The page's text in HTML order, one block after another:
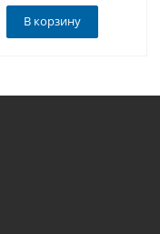
В корзину